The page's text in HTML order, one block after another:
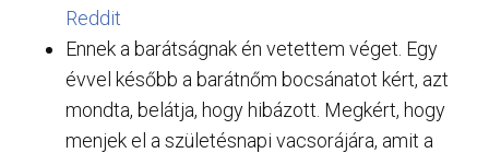
Reddit
Ennek a barátságnak én vetettem véget. Egy
évvel később a barátnőm bocsánatot kért, azt
mondta, belátja, hogy hibázott. Megkért, hogy
menjek el a születésnapi vacsorájára, amit a